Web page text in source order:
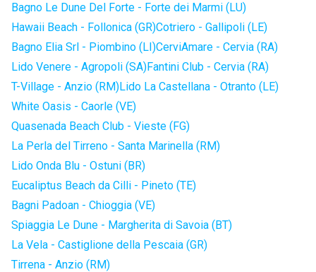
Bagno Le Dune Del Forte - Forte dei Marmi (LU)
Hawaii Beach - Follonica (GR)Cotriero - Gallipoli (LE)
Bagno Elia Srl - Piombino (LI)CerviAmare - Cervia (RA)
Lido Venere - Agropoli (SA)Fantini Club - Cervia (RA)
T-Village - Anzio (RM)Lido La Castellana - Otranto (LE)
White Oasis - Caorle (VE)
Quasenada Beach Club - Vieste (FG)
La Perla del Tirreno - Santa Marinella (RM)
Lido Onda Blu - Ostuni (BR)
Eucaliptus Beach da Cilli - Pineto (TE)
Bagni Padoan - Chioggia (VE)
Spiaggia Le Dune - Margherita di Savoia (BT)
La Vela - Castiglione della Pescaia (GR)
Tirrena - Anzio (RM)